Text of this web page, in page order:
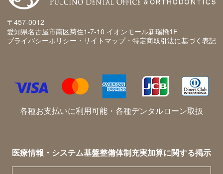
〒457-0012
愛知県名古屋市南区菊住1-7-10 イオンモール新瑞橋1F
プライバシーポリシー・サイトマップ・特定商取引法に基づく表記
各種お支払いに利用可能・各種デンタルローン取扱
医療情報・システム基盤整備体制充実加算に関する掲示